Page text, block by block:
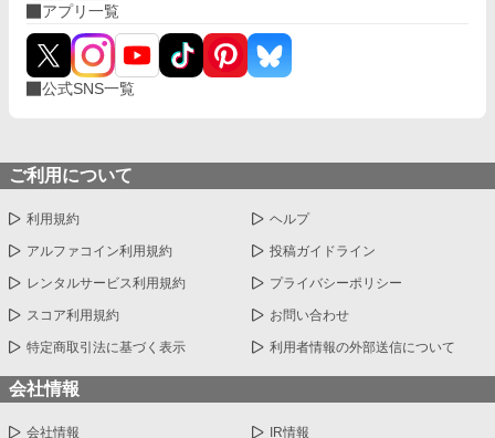
・愛称『ココ』『ココさん』『ココちゃん』 ・名前だけ可愛い。
性格は可愛くない。見た目も別に可愛くない。 ・理性が強め。隠
れコミュ障。 ・無自覚ドM。乱れるときは乱れる 作品はすべて個
人サイト(http://lyze.jp/nyanko03/)からの転載です。 徐々に移動し
ていきたいと思いますが、作品数は個人サイトが一番多いです。
アプリ一覧
公式SNS一覧
ご利用について
利用規約 ヘルプ
アルファコイン利用規約 投稿ガイドライン
レンタルサービス利用規約 プライバシーポリシー
スコア利用規約 お問い合わせ
特定商取引法に基づく表示 利用者情報の外部送信について
会社情報
会社情報 IR情報